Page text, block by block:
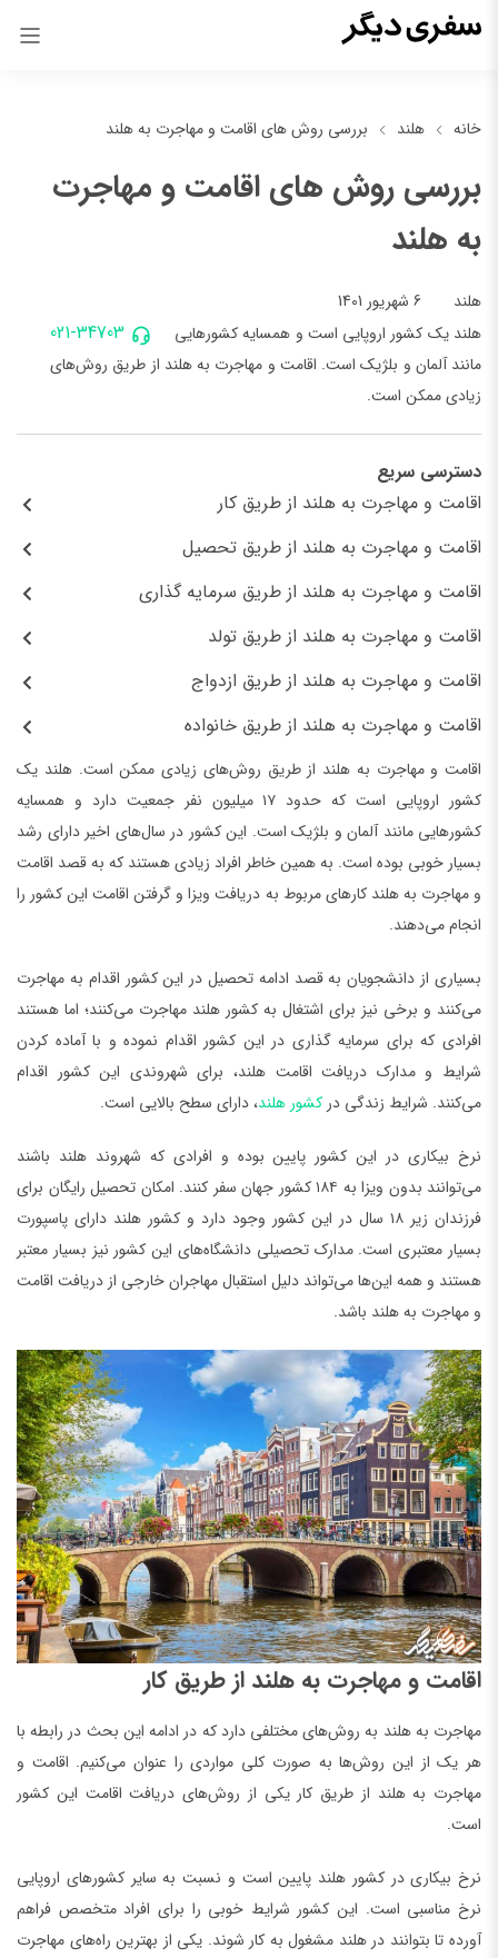
خانه هلند بررسی روش های اقامت و مهاجرت به هلند
بررسی روش های اقامت و مهاجرت
به هلند
هلند 6 شهریور 1401
021-34703
هلند یک کشور اروپایی است و همسایه کشورهایی
مانند آلمان و بلژیک است. اقامت و مهاجرت به هلند از طریق روش‌های
زیادی ممکن است.
دسترسی سریع
اقامت و مهاجرت به هلند از طریق کار
اقامت و مهاجرت به هلند از طریق تحصیل
اقامت و مهاجرت به هلند از طریق سرمایه گذاری
اقامت و مهاجرت به هلند از طریق تولد
اقامت و مهاجرت به هلند از طریق ازدواج
اقامت و مهاجرت به هلند از طریق خانواده
اقامت و مهاجرت به هلند از طریق روش‌های زیادی ممکن است. هلند یک
کشور اروپایی است که حدود ۱۷ میلیون نفر جمعیت دارد و همسایه
کشورهایی مانند آلمان و بلژیک است. این کشور در سال‌های اخیر دارای رشد
بسیار خوبی بوده است. به همین خاطر افراد زیادی هستند که به قصد اقامت
و مهاجرت به هلند کارهای مربوط به دریافت ویزا و گرفتن اقامت این کشور را
انجام می‌دهند.
بسیاری از دانشجویان به قصد ادامه تحصیل در این کشور اقدام به مهاجرت
می‌کنند و برخی نیز برای اشتغال به کشور هلند مهاجرت می‌کنند؛ اما هستند
افرادی که برای سرمایه گذاری در این کشور اقدام نموده و با آماده کردن
شرایط و مدارک دریافت اقامت هلند، برای شهروندی این کشور اقدام
می‌کنند. شرایط زندگی درکشور هلند، دارای سطح بالایی است.
نرخ بیکاری در این کشور پایین بوده و افرادی که شهروند هلند باشند
می‌توانند بدون ویزا به ۱۸۴ کشور جهان سفر کنند. امکان تحصیل رایگان برای
فرزندان زیر ۱۸ سال در این کشور وجود دارد و کشور هلند دارای پاسپورت
بسیار معتبری است. مدارک تحصیلی دانشگاه‌های این کشور نیز بسیار معتبر
هستند و همه این‌ها می‌تواند دلیل استقبال مهاجران خارجی از دریافت اقامت
و مهاجرت به هلند باشد.
اقامت و مهاجرت به هلند از طریق کار
مهاجرت به هلند به روش‌های مختلفی دارد که در ادامه این بحث در رابطه با
هر یک از این روش‌ها به صورت کلی مواردی را عنوان می‌کنیم. اقامت و
مهاجرت به هلند از طریق کار یکی از روش‌های دریافت اقامت این کشور
است.
نرخ بیکاری در کشور هلند پایین است و نسبت به سایر کشورهای اروپایی
نرخ مناسبی است. این کشور شرایط خوبی را برای افراد متخصص فراهم
آورده تا بتوانند در هلند مشغول به کار شوند. یکی از بهترین راه‌های مهاجرت